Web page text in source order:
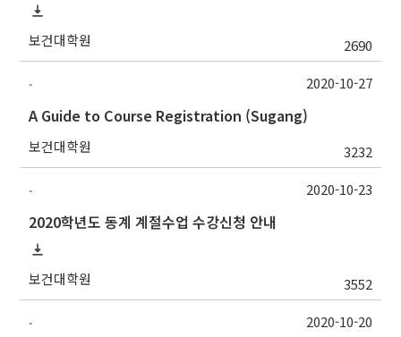
보건대학원 2690
-
A Guide to Course Registration (Sugang)
보건대학원 3232
2020-10-27
-
2020학년도 동계 계절수업 수강신청 안내
보건대학원 3552
2020-10-23
- 2020-10-20